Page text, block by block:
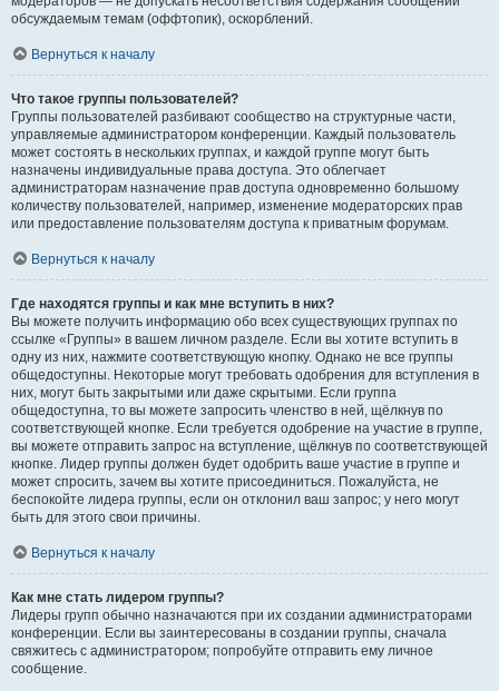
обсуждаемым темам (оффтопик), оскорблений.
Вернуться к началу
Что такое группы пользователей?
Группы пользователей разбивают сообщество на структурные части,
управляемые администратором конференции. Каждый пользователь
может состоять в нескольких группах, и каждой группе могут быть
назначены индивидуальные права доступа. Это облегчает
администраторам назначение прав доступа одновременно большому
количеству пользователей, например, изменение модераторских прав
или предоставление пользователям доступа к приватным форумам.
Вернуться к началу
Где находятся группы и как мне вступить в них?
Вы можете получить информацию обо всех существующих группах по
ссылке «Группы» в вашем личном разделе. Если вы хотите вступить в
одну из них, нажмите соответствующую кнопку. Однако не все группы
общедоступны. Некоторые могут требовать одобрения для вступления в
них, могут быть закрытыми или даже скрытыми. Если группа
общедоступна, то вы можете запросить членство в ней, щёлкнув по
соответствующей кнопке. Если требуется одобрение на участие в группе,
вы можете отправить запрос на вступление, щёлкнув по соответствующей
кнопке. Лидер группы должен будет одобрить ваше участие в группе и
может спросить, зачем вы хотите присоединиться. Пожалуйста, не
беспокойте лидера группы, если он отклонил ваш запрос; у него могут
быть для этого свои причины.
Вернуться к началу
Как мне стать лидером группы?
Лидеры групп обычно назначаются при их создании администраторами
конференции. Если вы заинтересованы в создании группы, сначала
свяжитесь с администратором; попробуйте отправить ему личное
сообщение.